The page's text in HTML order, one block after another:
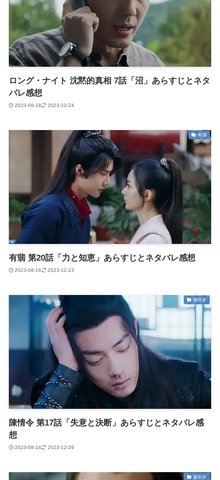
ロング・ナイト 沈黙的真相 7話「沼」あらすじとネタ
バレ感想
2023-08-18 2023-12-24
有翡
有翡 第20話「力と知恵」あらすじとネタバレ感想
2023-08-16 2023-12-23
陳情令
陳情令 第17話「失意と決断」あらすじとネタバレ感
想
2023-08-14 2023-12-29
慶余年